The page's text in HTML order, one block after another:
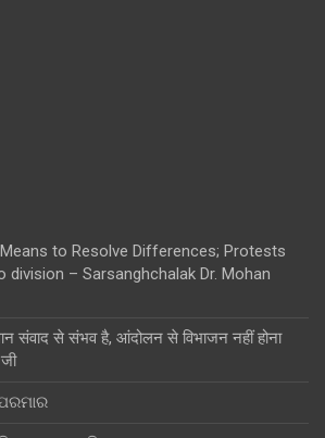
to Resolve Differences; Protests
– Sarsanghchalak Dr. Mohan
संवाद से संभव है, आंदोलन से विभाजन नहीं होना